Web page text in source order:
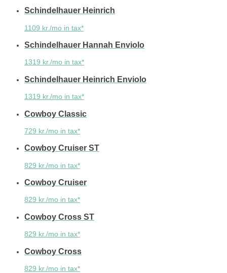
Schindelhauer Heinrich
1109 kr./mo in tax*
Schindelhauer Hannah Enviolo
1319 kr./mo in tax*
Schindelhauer Heinrich Enviolo
1319 kr./mo in tax*
Cowboy Classic
729 kr./mo in tax*
Cowboy Cruiser ST
829 kr./mo in tax*
Cowboy Cruiser
829 kr./mo in tax*
Cowboy Cross ST
829 kr./mo in tax*
Cowboy Cross
829 kr./mo in tax*